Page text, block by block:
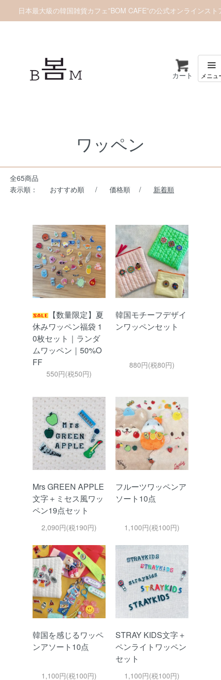
日本最大級の韓国雑貨カフェ”BOM CAFE”の公式オンラインスト
カート
ワッペン
全65商品
表示順：
おすすめ順 / 価格順 / 新着順
【数量限定】夏
休みワッペン福袋 1
0枚セット｜ランダ
ムワッペン｜50%O
FF
550円(税50円)
韓国モチーフデザイ
ンワッペンセット
880円(税80円)
Mrs GREEN APPLE
文字＋ミセス風ワッ
ペン19点セット
2,090円(税190円)
フルーツワッペンア
ソート10点
1,100円(税100円)
韓国を感じるワッペ
ンアソート10点
1,100円(税100円)
STRAY KIDS文字＋
ペンライトワッペン
セット
1,100円(税100円)